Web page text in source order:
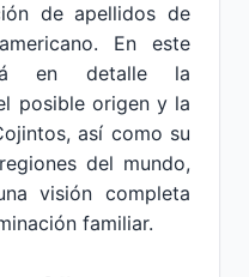
de apellidos de
En este
en detalle la
posible origen y la
así como su
del mundo,
visión completa
familiar.